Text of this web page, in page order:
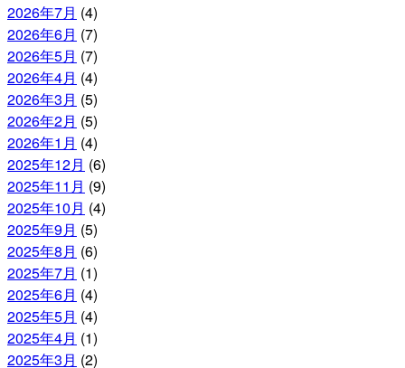
2026年7月 (4)
2026年6月 (7)
2026年5月 (7)
2026年4月 (4)
2026年3月 (5)
2026年2月 (5)
2026年1月 (4)
2025年12月 (6)
2025年11月 (9)
2025年10月 (4)
2025年9月 (5)
2025年8月 (6)
2025年7月 (1)
2025年6月 (4)
2025年5月 (4)
2025年4月 (1)
2025年3月 (2)